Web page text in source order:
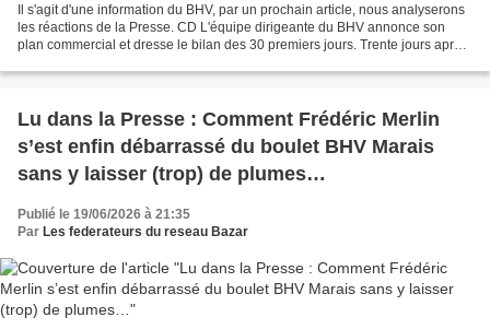
Il s'agit d'une information du BHV, par un prochain article, nous analyserons
les réactions de la Presse. CD L'équipe dirigeante du BHV annonce son
plan commercial et dresse le bilan des 30 premiers jours. Trente jours après
Lu dans la Presse : Comment Frédéric Merlin
s’est enfin débarrassé du boulet BHV Marais
sans y laisser (trop) de plumes…
Publié le 19/06/2026 à 21:35
Par Les federateurs du reseau Bazar